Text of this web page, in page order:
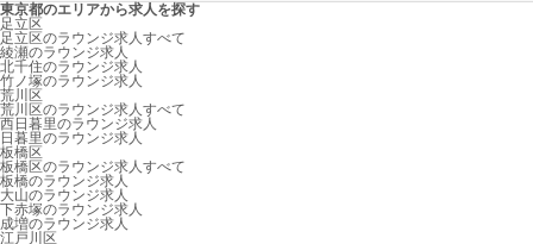
東京都のエリアから求人を探す
足立区
足立区のラウンジ求人すべて
綾瀬のラウンジ求人
北千住のラウンジ求人
竹ノ塚のラウンジ求人
荒川区
荒川区のラウンジ求人すべて
西日暮里のラウンジ求人
日暮里のラウンジ求人
板橋区
板橋区のラウンジ求人すべて
板橋のラウンジ求人
大山のラウンジ求人
下赤塚のラウンジ求人
成増のラウンジ求人
江戸川区